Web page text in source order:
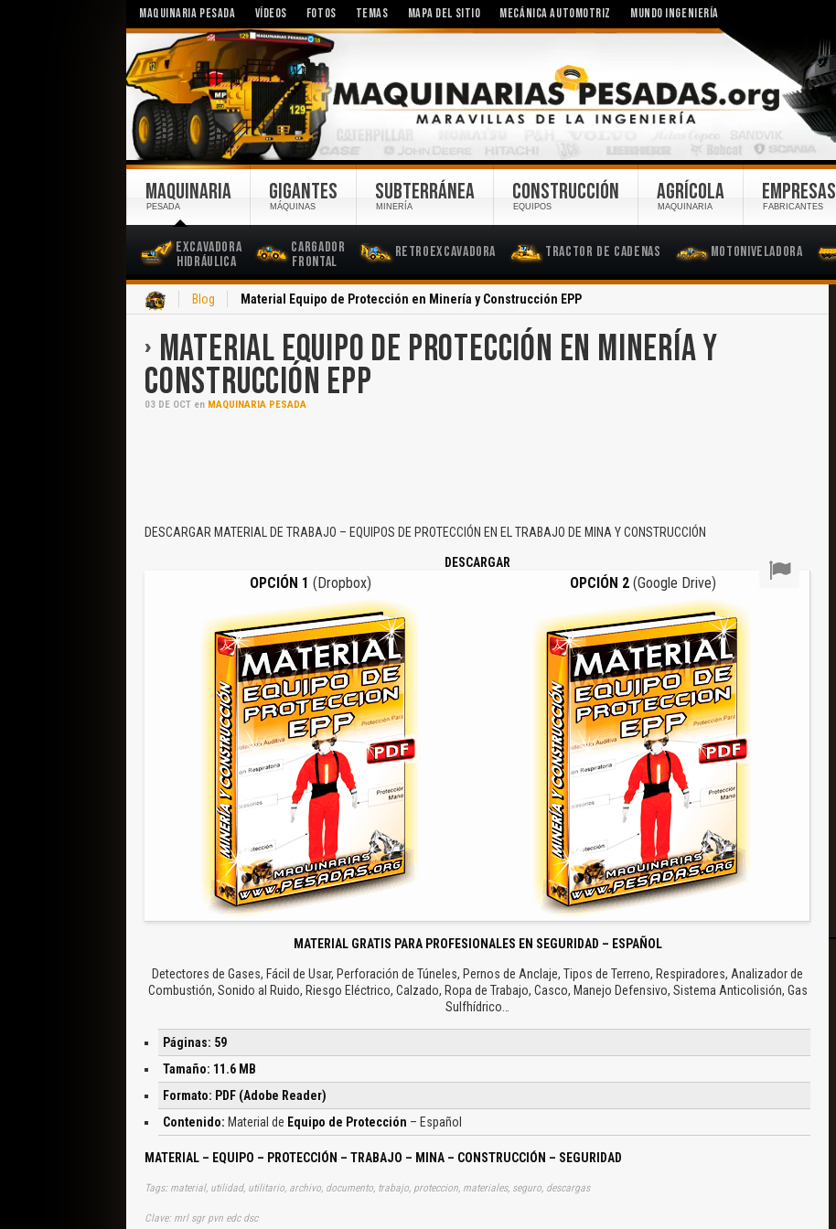
MAQUINARIA PESADA VÍDEOS FOTOS TEMAS MAPA DEL SITIO MECÁNICA AUTOMOTRIZ MUNDO INGENIERÍA
MAQUINARIA
PESADA
Excavadora
Hidráulica
Cargador
Frontal
Retroexcavadora Tractor de Cadenas Motoniveladora
GIGANTES
MÁQUINAS
SUBTERRÁNEA
MINERÍA
CONSTRUCCIÓN
EQUIPOS
AGRÍCOLA
MAQUINARIA
EMPRESAS
FABRICANTES
Blog Material Equipo de Protección en Minería y Construcción EPP
MATERIAL EQUIPO DE PROTECCIÓN EN MINERÍA Y
CONSTRUCCIÓN EPP
03 DE OCT en MAQUINARIA PESADA
DESCARGAR MATERIAL DE TRABAJO – EQUIPOS DE PROTECCIÓN EN EL TRABAJO DE MINA Y CONSTRUCCIÓN
DESCARGAR
OPCIÓN 1 (Dropbox) OPCIÓN 2 (Google Drive)
MATERIAL GRATIS PARA PROFESIONALES EN SEGURIDAD – ESPAÑOL
Detectores de Gases, Fácil de Usar, Perforación de Túneles, Pernos de Anclaje, Tipos de Terreno, Respiradores, Analizador de
Combustión, Sonido al Ruido, Riesgo Eléctrico, Calzado, Ropa de Trabajo, Casco, Manejo Defensivo, Sistema Anticolisión, Gas
Sulfhídrico…
Páginas: 59
Tamaño: 11.6 MB
Formato: PDF (Adobe Reader)
Contenido: Material de Equipo de Protección – Español
MATERIAL – EQUIPO – PROTECCIÓN – TRABAJO – MINA – CONSTRUCCIÓN – SEGURIDAD
Tags: material, utilidad, utilitario, archivo, documento, trabajo, proteccion, materiales, seguro, descargas
Clave: mrl sgr pvn edc dsc